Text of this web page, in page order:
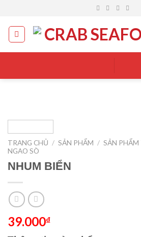
content
TRANG CHỦ / SẢN PHẨM / SẢN
NGAO SÒ
NHUM BIỂN
39.000₫